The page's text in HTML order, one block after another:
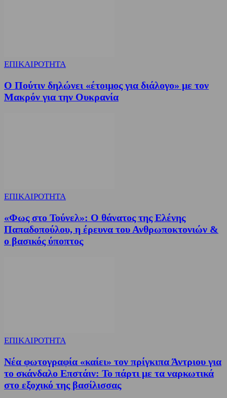
ΕΠΙΚΑΙΡΟΤΗΤΑ
Ο Πούτιν δηλώνει «έτοιμος για διάλογο» με τον
Μακρόν για την Ουκρανία
ΕΠΙΚΑΙΡΟΤΗΤΑ
«Φως στο Τούνελ»: Ο θάνατος της Ελένης
Παπαδοπούλου, η έρευνα του Ανθρωποκτονιών &
ο βασικός ύποπτος
ΕΠΙΚΑΙΡΟΤΗΤΑ
Νέα φωτογραφία «καίει» τον πρίγκιπα Άντριου για
το σκάνδαλο Επστάιν: Το πάρτι με τα ναρκωτικά
στο εξοχικό της βασίλισσας